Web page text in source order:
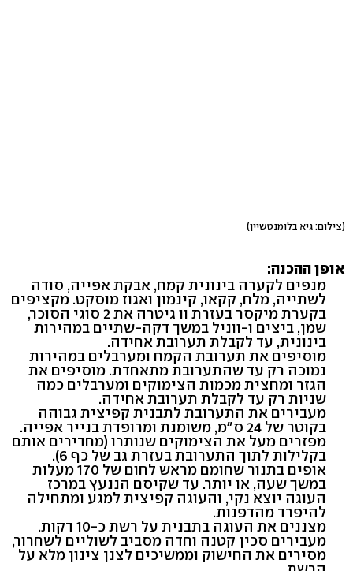
(צילום: גיא בלומנטשיין)
אופן ההכנה:
מנפים לקערה בינונית קמח, אבקת אפייה, סודה
לשתייה, מלח, קקאו, קינמון ואגוז מוסקט.‬ מקציפים
בקערת מיקסר בעזרת וו גיטרה את 2 סוגי הסוכר,
שמן, ביצים ו-ווניל במשך דקה-שתיים במהירות
בינונית, עד לקבלת תערובת אחידה.
מוסיפים את תערובת הקמח ומערבלים במהירות
נמוכה רק עד שהתערובת מתאחדת. מוסיפים את
הגזר ומחצית מכמות הצימוקים ומערבלים כמה
שניות רק עד לקבלת תערובת אחידה.
מעבירים את התערובת לתבנית קפיצית גבוהה
בקוטר של 24 ס"מ, משומנת ומרופדת בנייר אפייה.
מפזרים מעל את הצימוקים שנותרו (מחדירים אותם
בקלילות לתוך התערובת בעזרת גב של כף 6).
אופים בתנור שחומם מראש לחום של 170 מעלות
במשך שעה, או יותר. עד שקיסם הננעץ במרכז
העוגה יוצא נקי, והעוגה קפיצית למגע ומתחילה
להיפרד מהדפנות.
מצננים את העוגה בתבנית על רשת כ‭10-‬ דקות.
מעבירים סכין קטנה וחדה מסביב לשוליים לשחרור,
מסירים את החישוק וממשיכים לצנן צינון מלא על